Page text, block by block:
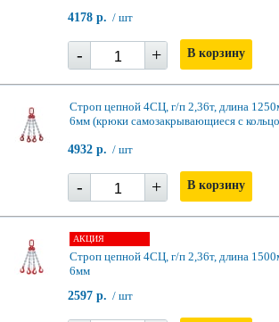
4178 р. / шт
- + В корзину
Строп цепной 4СЦ, г/п 2,36т, длина
6мм (крюки самозакрывающиеся с
4932 р. / шт
- + В корзину
АКЦИЯ
Строп цепной 4СЦ, г/п 2,36т, длина
6мм
2597 р. / шт